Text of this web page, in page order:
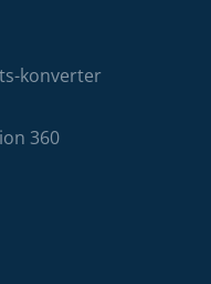
konverter
360